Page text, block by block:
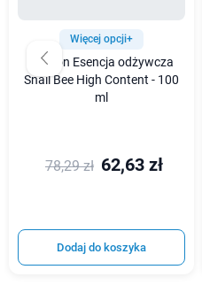
Więcej opcji+
Benton Esencja odżywcza
Snail Bee High Content - 100
ml
78,29 zł 62,63 zł
Dodaj do koszyka